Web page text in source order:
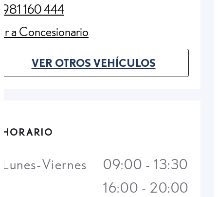
981 160 444
(Opens in new tab)
Ir a Concesionario
(Opens in new tab)
VER OTROS VEHÍCULOS
(OPENS IN NEW TAB)
HORARIO
Lunes-Viernes
09:00 - 13:30
16:00 - 20:00